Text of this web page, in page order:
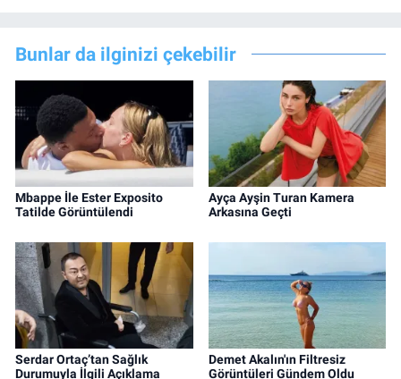
Bunlar da ilginizi çekebilir
Mbappe İle Ester Exposito
Tatilde Görüntülendi
Ayça Ayşin Turan Kamera
Arkasına Geçti
Serdar Ortaç’tan Sağlık
Durumuyla İlgili Açıklama
Demet Akalın'ın Filtresiz
Görüntüleri Gündem Oldu